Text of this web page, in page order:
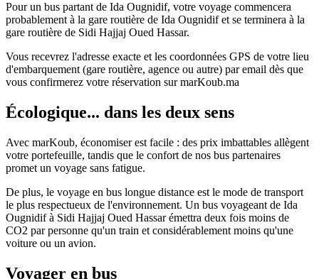
Pour un bus partant de Ida Ougnidif, votre voyage commencera
probablement à la gare routière de Ida Ougnidif et se terminera à la
gare routière de Sidi Hajjaj Oued Hassar.
Vous recevrez l'adresse exacte et les coordonnées GPS de votre lieu
d'embarquement (gare routière, agence ou autre) par email dès que
vous confirmerez votre réservation sur marKoub.ma
Écologique... dans les deux sens
Avec marKoub, économiser est facile : des prix imbattables allègent
votre portefeuille, tandis que le confort de nos bus partenaires
promet un voyage sans fatigue.
De plus, le voyage en bus longue distance est le mode de transport
le plus respectueux de l'environnement. Un bus voyageant de Ida
Ougnidif à Sidi Hajjaj Oued Hassar émettra deux fois moins de
CO2 par personne qu'un train et considérablement moins qu'une
voiture ou un avion.
Voyager en bus